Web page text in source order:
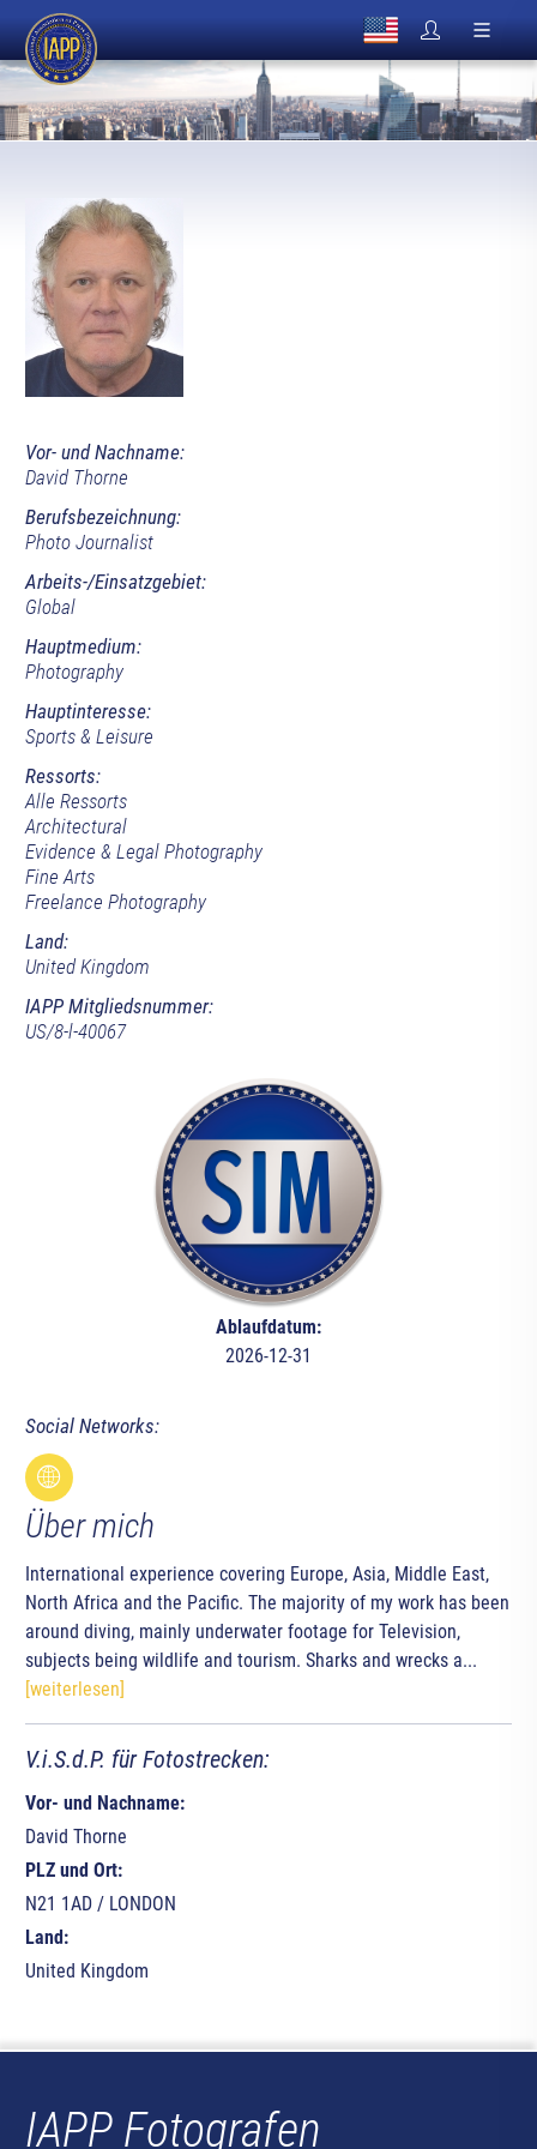
Vor- und Nachname:
David Thorne
Berufsbezeichnung:
Photo Journalist
Arbeits-/Einsatzgebiet:
Global
Hauptmedium:
Photography
Hauptinteresse:
Sports & Leisure
Ressorts:
Alle Ressorts
Architectural
Evidence & Legal Photography
Fine Arts
Freelance Photography
Land:
United Kingdom
IAPP Mitgliedsnummer:
US/8-l-40067
Ablaufdatum:
2026-12-31
Social Networks:
Über mich
International experience covering Europe, Asia, Middle East,
North Africa and the Pacific. The majority of my work has been
around diving, mainly underwater footage for Television,
subjects being wildlife and tourism. Sharks and wrecks a...
[weiterlesen]
V.i.S.d.P. für Fotostrecken:
Vor- und Nachname:
David Thorne
PLZ und Ort:
N21 1AD / LONDON
Land:
United Kingdom
IAPP Fotografen